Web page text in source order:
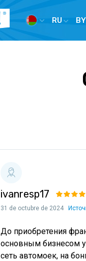
RU
ivanresp17
31 de octubre de 2024
До приобретения
основным бизнесом
сеть автомоек, на